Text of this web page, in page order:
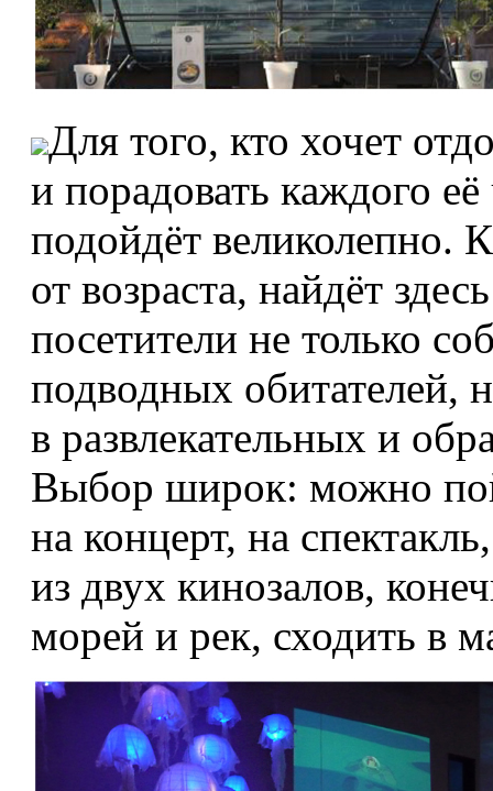
Для того, кто хочет
и порадовать каждого
подойдёт великолепно.
от возраста, найдёт
посетители не только
подводных обитателей,
в развлекательных и
Выбор широк: можно
на концерт, на
из двух кинозалов,
морей и рек, сходить в